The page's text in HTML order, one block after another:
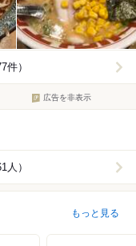
）
広告を非表示
）
もっと見る